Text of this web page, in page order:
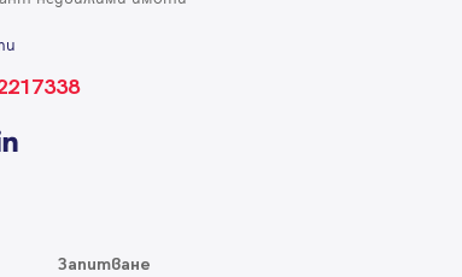
Запитване
подробна информация.